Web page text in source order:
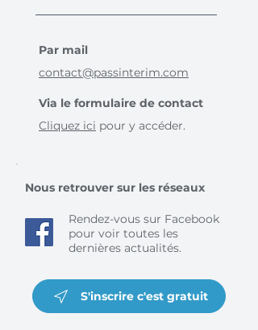
Par mail
contact@passinterim.com
Via le formulaire de contact
Cliquez ici pour y accéder.
Nous retrouver sur les réseaux
Rendez-vous sur Facebook
pour voir toutes les
dernières actualités.
S'inscrire c'est gratuit